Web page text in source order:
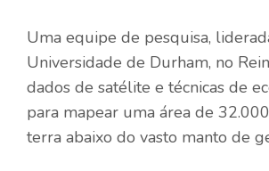
Uma equipe de pesquisa,
Universidade de Durham, no
dados de satélite e técnicas de
para mapear uma área de
terra abaixo do vasto manto de